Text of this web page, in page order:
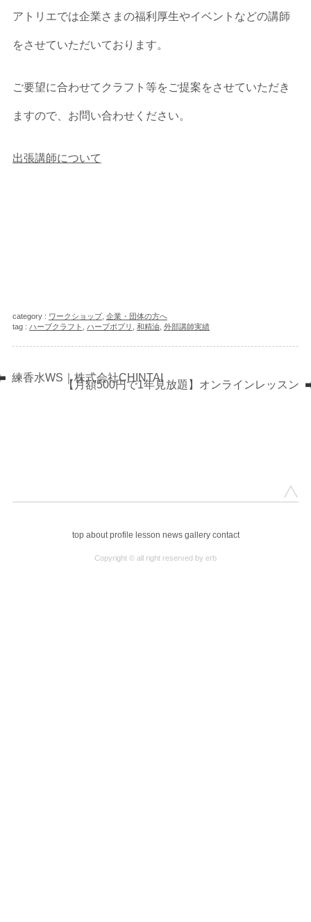
アトリエでは企業さまの福利厚生やイベントなどの講師
をさせていただいております。
ご要望に合わせてクラフト等をご提案をさせていただき
ますので、お問い合わせください。
出張講師について
category : ワークショップ, 企業・団体の方へ
tag : ハーブクラフト ハーブポプリ 和精油 外部講師実績
練香水WS｜株式会社CHINTAI
【月額500円で1年見放題】オンラインレッスン
top about profile lesson news gallery contact
Copyright © all right reserved by erb